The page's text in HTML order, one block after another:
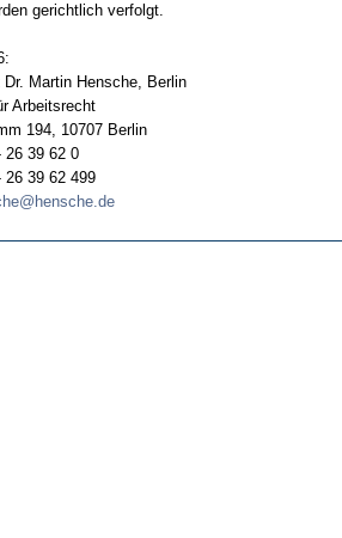
gerichtlich verfolgt.
Dr. Martin Hensche, Berlin
Arbeitsrecht
194, 10707 Berlin
26 39 62 0
26 39 62 499